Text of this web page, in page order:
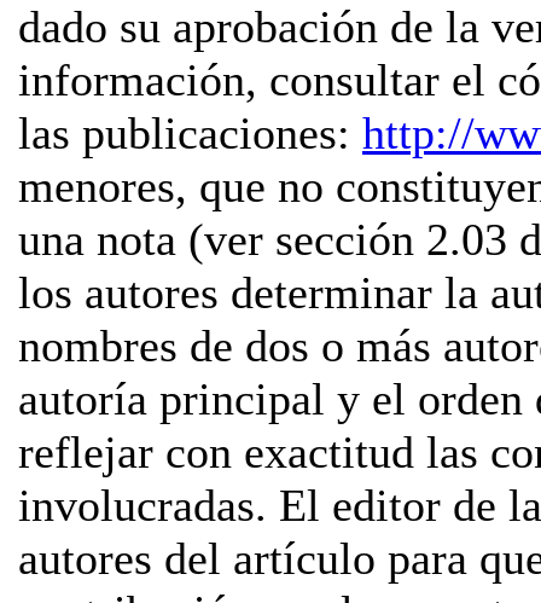
dado su aprobación de la
información, consultar el
las publicaciones: http://
menores, que no
una nota (ver sección 2.03
los autores determinar la
nombres de dos o más
autoría principal y el orden
reflejar con exactitud las
involucradas. El editor de
autores del artículo para